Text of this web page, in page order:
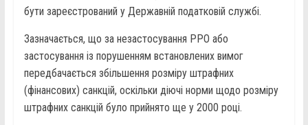
бути зареєстрований у Державній податковій службі.
Зазначається, що за незастосування РРО або
застосування із порушенням встановлених вимог
передбачається збільшення розміру штрафних
(фінансових) санкцій, оскільки діючі норми щодо розміру
штрафних санкцій було прийнято ще у 2000 році.